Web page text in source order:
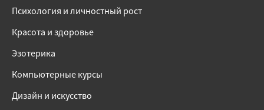
Психология и личностный рост
Красота и здоровье
Эзотерика
Компьютерные курсы
Дизайн и искусство